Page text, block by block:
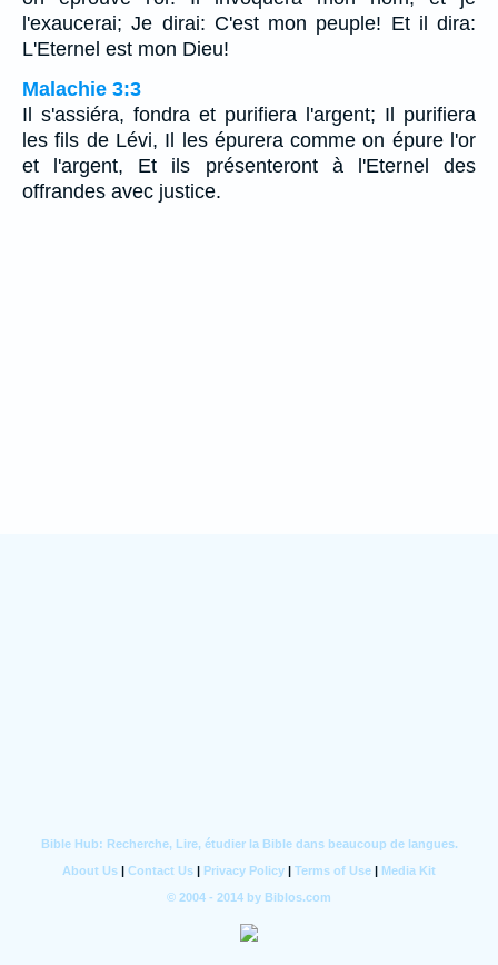
l'exaucerai; Je dirai: C'est mon peuple! Et il dira:
L'Eternel est mon Dieu!
Malachie 3:3
Il s'assiéra, fondra et purifiera l'argent; Il purifiera
les fils de Lévi, Il les épurera comme on épure l'or
et l'argent, Et ils présenteront à l'Eternel des
offrandes avec justice.